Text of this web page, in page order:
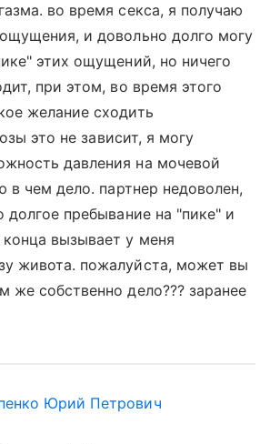
во время секса, я получаю
и довольно долго могу
этих ощущений, но ничего
при этом, во время этого
желание сходить
это не зависит, я могу
давления на мочевой
в чем дело. партнер недоволен,
долгое пребывание на "пике" и
вызывает у меня
живота. пожалуйста, может вы
же собственно дело??? заранее
Юрий Петрович